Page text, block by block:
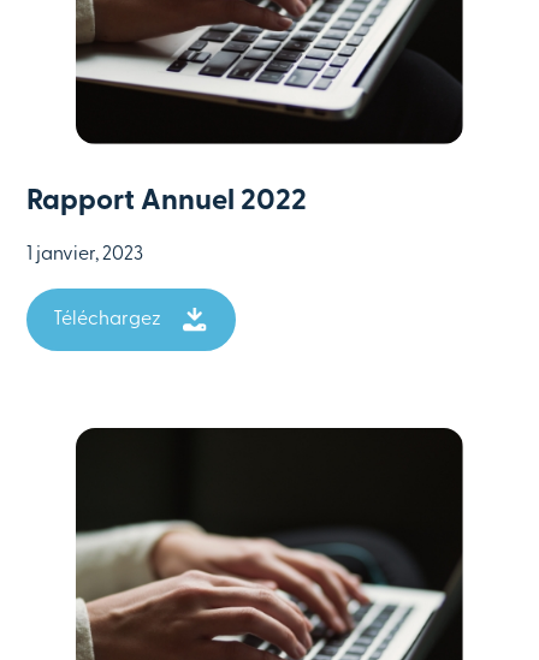
Rapport Annuel 2022
1 janvier, 2023
Téléchargez